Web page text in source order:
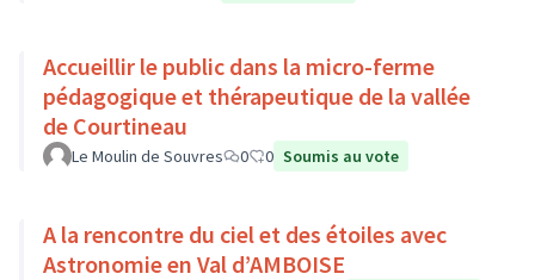
Accueillir le public dans la micro-ferme
pédagogique et thérapeutique de la vallée
de Courtineau
Le Moulin de Souvres 0 0 Soumis au vote
A la rencontre du ciel et des étoiles avec
Astronomie en Val d’AMBOISE